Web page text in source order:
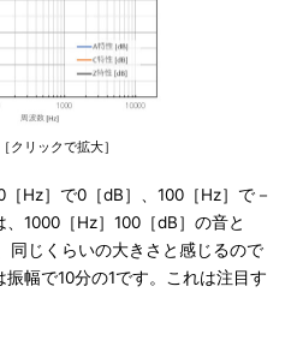
リックで拡大］
Hz］で0［dB］、100［Hz］で－
1000［Hz］100［dB］の音と
同じくらいの大きさと感じるので
幅で10分の1です。これは注目す